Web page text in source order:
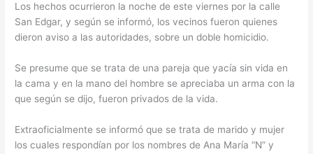
Los hechos ocurrieron la noche de este viernes por la calle
San Edgar, y según se informó, los vecinos fueron quienes
dieron aviso a las autoridades, sobre un doble homicidio.
Se presume que se trata de una pareja que yacía sin vida en
la cama y en la mano del hombre se apreciaba un arma con la
que según se dijo, fueron privados de la vida.
Extraoficialmente se informó que se trata de marido y mujer
los cuales respondían por los nombres de Ana María “N” y